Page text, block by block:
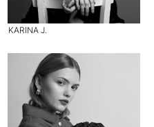
KARINA J.